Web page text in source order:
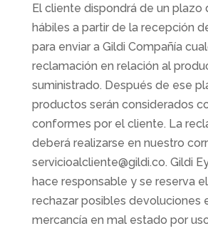
El cliente dispondrá de un plazo
hábiles a partir de la recepción
para enviar a Gildi Compañía
reclamación en relación al
suministrado. Después de ese
productos serán considerados
conformes por el cliente. La
deberá realizarse en nuestro
servicioalcliente@gildi.co. Gildi
hace responsable y se reserva
rechazar posibles devoluciones
mercancía en mal estado por